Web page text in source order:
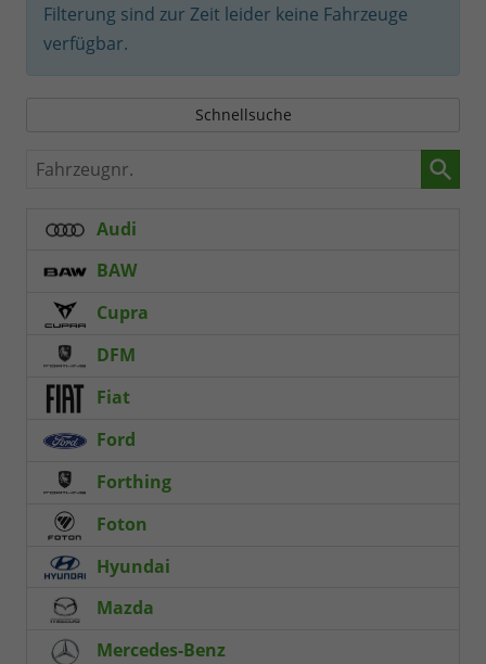
Filterung sind zur Zeit leider keine Fahrzeuge
verfügbar.
Schnellsuche
Fahrzeugnr.
Audi
BAW
Cupra
DFM
Fiat
Ford
Forthing
Foton
Hyundai
Mazda
Mercedes-Benz